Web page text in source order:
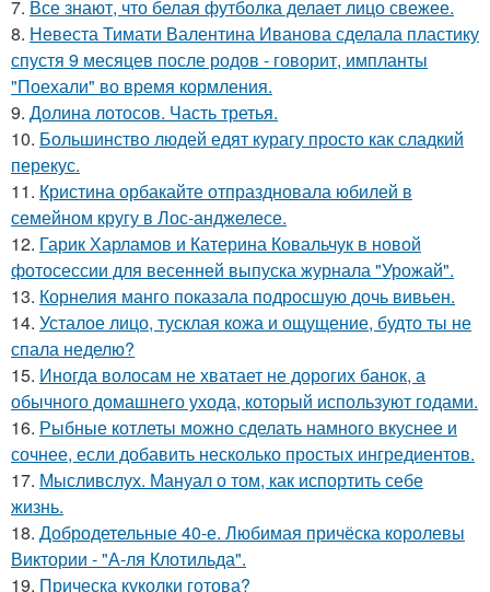
7. Все знают, что белая футболка делает лицо свежее.
8. Невеста Тимати Валентина Иванова сделала пластику
спустя 9 месяцев после родов - говорит, импланты
"Поехали" во время кормления.
9. Долина лотосов. Часть третья.
10. Большинство людей едят курагу просто как сладкий
перекус.
11. Кристина орбакайте отпраздновала юбилей в
семейном кругу в Лос-анджелесе.
12. Гарик Харламов и Катерина Ковальчук в новой
фотосессии для весенней выпуска журнала "Урожай".
13. Корнелия манго показала подросшую дочь вивьен.
14. Усталое лицо, тусклая кожа и ощущение, будто ты не
спала неделю?
15. Иногда волосам не хватает не дорогих банок, а
обычного домашнего ухода, который используют годами.
16. Рыбные котлеты можно сделать намного вкуснее и
сочнее, если добавить несколько простых ингредиентов.
17. Мысливслух. Мануал о том, как испортить себе
жизнь.
18. Добродетельные 40-е. Любимая причёска королевы
Виктории - "А-ля Клотильда".
19. Прическа куколки готова?